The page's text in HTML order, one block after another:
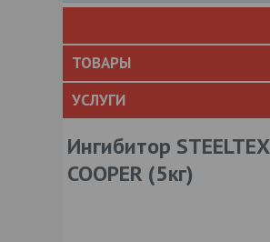
ТОВАРЫ
УСЛУГИ
Ингибитор STEELTEX
COOPER (5кг)